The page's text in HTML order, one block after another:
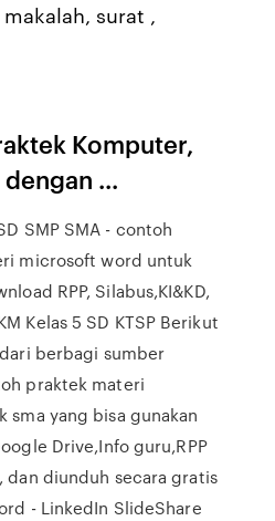
surat ,
Komputer,
...
SMP SMA - contoh
microsoft word untuk
RPP, Silabus,KI&KD,
Kelas 5 SD KTSP Berikut
berbagi sumber
praktek materi
yang bisa gunakan
Drive,Info guru,RPP
dan diunduh secara gratis
- LinkedIn SlideShare